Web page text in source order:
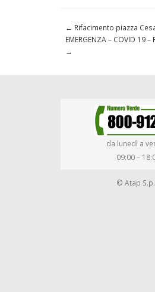
← Rifacimento piazza
EMERGENZA – COVID
→
da lunedì a
09:00 –
© Atap